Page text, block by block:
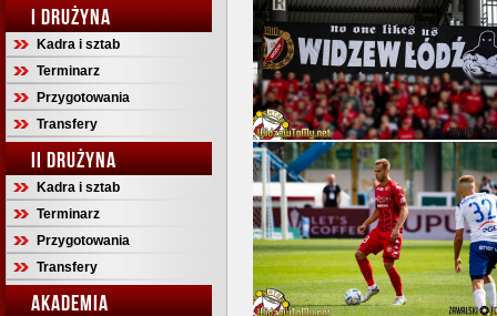
I DRUŻYNA
Kadra i sztab
Terminarz
Przygotowania
Transfery
II DRUŻYNA
Kadra i sztab
Terminarz
Przygotowania
Transfery
AKADEMIA